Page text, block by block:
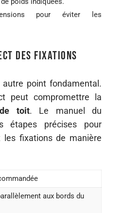
pour éviter les
des fixations
point fondamental.
peut compromettre la
toit. Le manuel du
étapes précises pour
fixations de manière
aux bords du